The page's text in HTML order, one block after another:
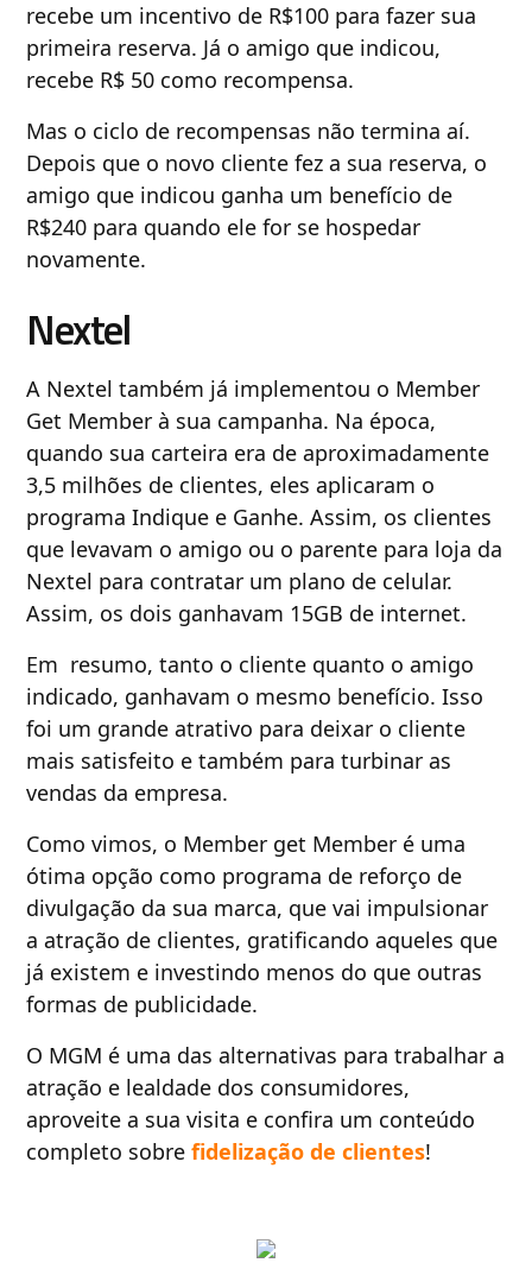
recebe um incentivo de R$100 para fazer sua
primeira reserva. Já o amigo que indicou,
recebe R$ 50 como recompensa.
Mas o ciclo de recompensas não termina aí.
Depois que o novo cliente fez a sua reserva, o
amigo que indicou ganha um benefício de
R$240 para quando ele for se hospedar
novamente.
Nextel
A Nextel também já implementou o Member
Get Member à sua campanha. Na época,
quando sua carteira era de aproximadamente
3,5 milhões de clientes, eles aplicaram o
programa Indique e Ganhe. Assim, os clientes
que levavam o amigo ou o parente para loja da
Nextel para contratar um plano de celular.
Assim, os dois ganhavam 15GB de internet.
Em resumo, tanto o cliente quanto o amigo
indicado, ganhavam o mesmo benefício. Isso
foi um grande atrativo para deixar o cliente
mais satisfeito e também para turbinar as
vendas da empresa.
Como vimos, o Member get Member é uma
ótima opção como programa de reforço de
divulgação da sua marca, que vai impulsionar
a atração de clientes, gratificando aqueles que
já existem e investindo menos do que outras
formas de publicidade.
O MGM é uma das alternativas para trabalhar a
atração e lealdade dos consumidores,
aproveite a sua visita e confira um conteúdo
completo sobrefidelização de clientes!